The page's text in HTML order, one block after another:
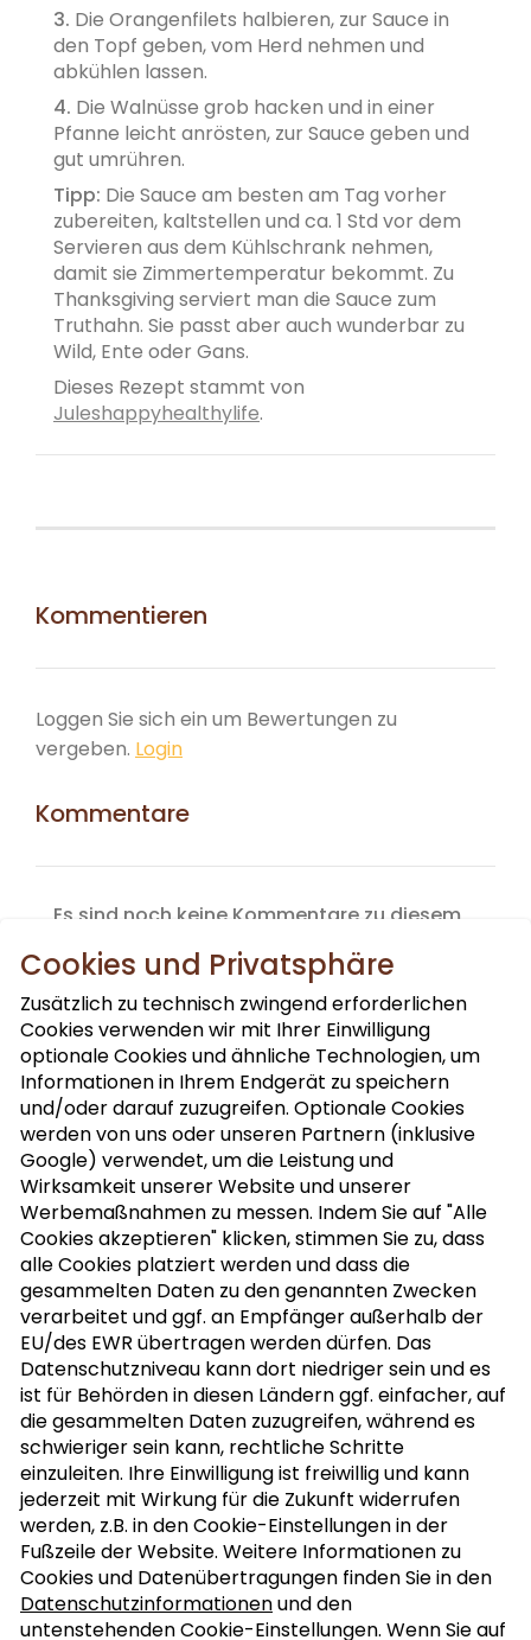
3. Die Orangenfilets halbieren, zur Sauce in
den Topf geben, vom Herd nehmen und
abkühlen lassen.
4. Die Walnüsse grob hacken und in einer
Pfanne leicht anrösten, zur Sauce geben und
gut umrühren.
Tipp: Die Sauce am besten am Tag vorher
zubereiten, kaltstellen und ca. 1 Std vor dem
Servieren aus dem Kühlschrank nehmen,
damit sie Zimmertemperatur bekommt. Zu
Thanksgiving serviert man die Sauce zum
Truthahn. Sie passt aber auch wunderbar zu
Wild, Ente oder Gans.
Dieses Rezept stammt von
Juleshappyhealthylife.
Kommentieren
Loggen Sie sich ein um Bewertungen zu
vergeben. Login
Kommentare
Es sind noch keine Kommentare zu diesem
NUSSLETTER ABONNIEREN
MEIN KOCHBUCH
Cookies und Privatsphäre
Zusätzlich zu technisch zwingend erforderlichen
Cookies verwenden wir mit Ihrer Einwilligung
optionale Cookies und ähnliche Technologien, um
Informationen in Ihrem Endgerät zu speichern
und/oder darauf zuzugreifen. Optionale Cookies
werden von uns oder unseren Partnern (inklusive
Google) verwendet, um die Leistung und
Wirksamkeit unserer Website und unserer
Werbemaßnahmen zu messen. Indem Sie auf "Alle
Cookies akzeptieren" klicken, stimmen Sie zu, dass
alle Cookies platziert werden und dass die
gesammelten Daten zu den genannten Zwecken
verarbeitet und ggf. an Empfänger außerhalb der
EU/des EWR übertragen werden dürfen. Das
Datenschutzniveau kann dort niedriger sein und es
ist für Behörden in diesen Ländern ggf. einfacher, auf
die gesammelten Daten zuzugreifen, während es
schwieriger sein kann, rechtliche Schritte
einzuleiten. Ihre Einwilligung ist freiwillig und kann
jederzeit mit Wirkung für die Zukunft widerrufen
werden, z.B. in den Cookie-Einstellungen in der
Fußzeile der Website. Weitere Informationen zu
Cookies und Datenübertragungen finden Sie in den
Datenschutzinformationenund den
untenstehenden Cookie-Einstellungen. Wenn Sie auf